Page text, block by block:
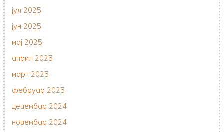
јул 2025
јун 2025
мај 2025
април 2025
март 2025
фебруар 2025
децембар 2024
новембар 2024